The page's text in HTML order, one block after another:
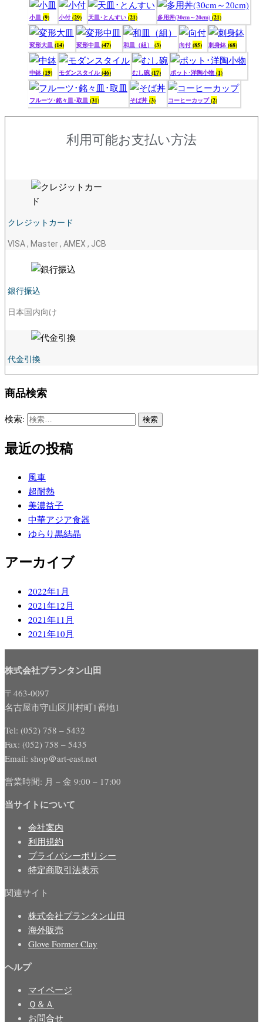
小皿 (9) 小付 (29) 天皿･とんすい (21) 多用丼(30cm～20cm) (21)
変形大皿 (14) 変形中皿 (47) 和皿（組） (3) 向付 (85) 刺身鉢 (68)
中鉢 (19) モダンスタイル(46) むし碗 (17) ポット･洋陶小物 (1)
フルーツ･銘々皿･取皿 (31) そば丼 (3) コーヒーカップ(2)
利用可能お支払い方法
クレジットカード
VISA , Master , AMEX , JCB
銀行振込
日本国内向け
代金引換
商品検索
検索:
最近の投稿
風車
超耐熱
美濃益子
中華アジア食器
ゆらり黒結晶
アーカイブ
2022年1月
2021年12月
2021年11月
2021年10月
株式会社プランタン山田
〒463-0097
名古屋市守山区川村町1番地1
Tel: (052) 758 – 5432
Fax: (052) 758 – 5435
Email: shop＠art-east.net
営業時間: 月 – 金 9:00 – 17:00
当サイトについて
会社案内
利用規約
プライバシーポリシー
特定商取引法表示
関連サイト
株式会社プランタン山田
海外販売
Glove Former Clay
ヘルプ
マイページ
Ｑ＆Ａ
お問合せ